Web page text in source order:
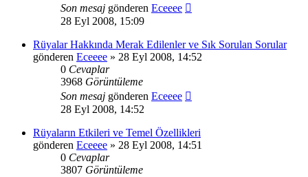
Son mesaj gönderen Eceeee
28 Eyl 2008, 15:09
Rüyalar Hakkında Merak Edilenler ve Sık Sorulan Sorular
gönderen Eceeee » 28 Eyl 2008, 14:52
0 Cevaplar
3968 Görüntüleme
Son mesaj gönderen Eceeee
28 Eyl 2008, 14:52
Rüyaların Etkileri ve Temel Özellikleri
gönderen Eceeee » 28 Eyl 2008, 14:51
0 Cevaplar
3807 Görüntüleme